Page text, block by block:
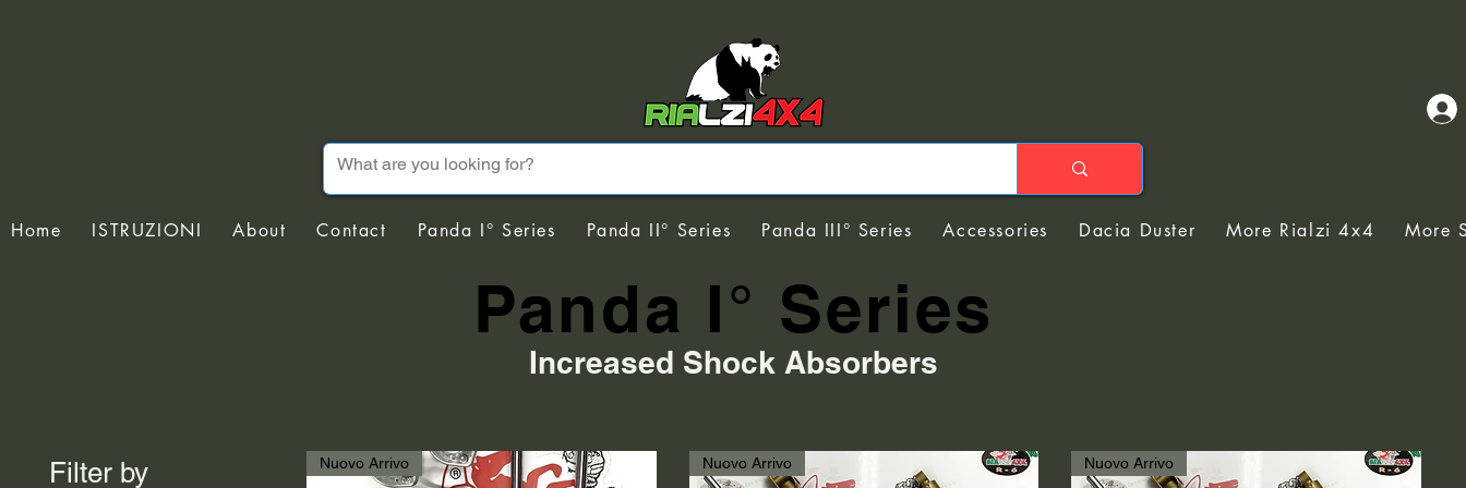
Home ISTRUZIONI About Contact Panda I° Series Panda II° Series Panda III° Series Accessories Dacia Duster More Rialzi 4x4 More
Panda I° Series
Increased Shock Absorbers
Filter by Nuovo Arrivo Nuovo Arrivo Nuovo Arrivo